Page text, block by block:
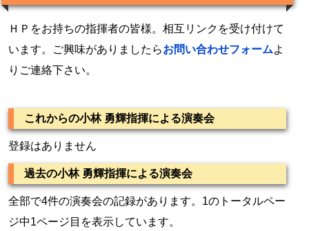
ＨＰをお持ちの指揮者の皆様。相互リンクを受け付けて
います。ご興味がありましたらお問い合わせフォームよ
りご連絡下さい。
これからの小林 勇輝指揮による演奏会
登録はありません
過去の小林 勇輝指揮による演奏会
全部で4件の演奏会の記録があります。1のトータルペー
ジ中1ページ目を表示しています。